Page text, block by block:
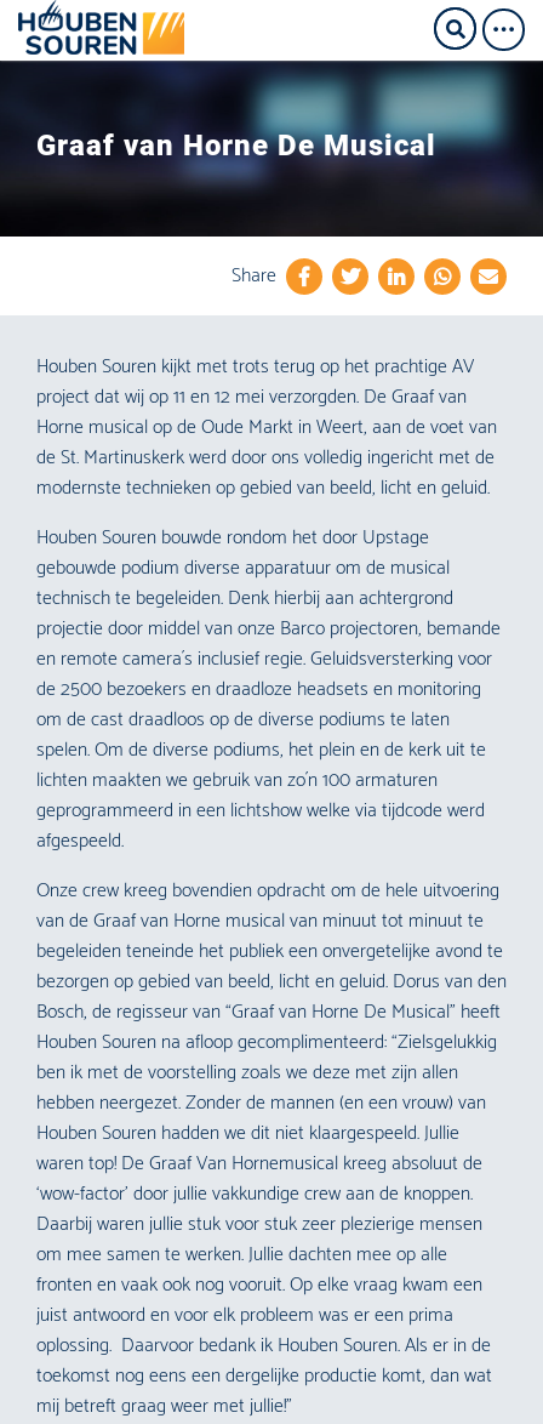
Graaf van Horne De Musical
Share
Houben Souren kijkt met trots terug op het prachtige AV
project dat wij op 11 en 12 mei verzorgden. De Graaf van
Horne musical op de Oude Markt in Weert, aan de voet van
de St. Martinuskerk werd door ons volledig ingericht met de
modernste technieken op gebied van beeld, licht en geluid.
Houben Souren bouwde rondom het door Upstage
gebouwde podium diverse apparatuur om de musical
technisch te begeleiden. Denk hierbij aan achtergrond
projectie door middel van onze Barco projectoren, bemande
en remote camera´s inclusief regie. Geluidsversterking voor
de 2500 bezoekers en draadloze headsets en monitoring
om de cast draadloos op de diverse podiums te laten
spelen. Om de diverse podiums, het plein en de kerk uit te
lichten maakten we gebruik van zo´n 100 armaturen
geprogrammeerd in een lichtshow welke via tijdcode werd
afgespeeld.
Onze crew kreeg bovendien opdracht om de hele uitvoering
van de Graaf van Horne musical van minuut tot minuut te
begeleiden teneinde het publiek een onvergetelijke avond te
bezorgen op gebied van beeld, licht en geluid. Dorus van den
Bosch, de regisseur van “Graaf van Horne De Musical” heeft
Houben Souren na afloop gecomplimenteerd: “Zielsgelukkig
ben ik met de voorstelling zoals we deze met zijn allen
hebben neergezet. Zonder de mannen (en een vrouw) van
Houben Souren hadden we dit niet klaargespeeld. Jullie
waren top! De Graaf Van Hornemusical kreeg absoluut de
‘wow-factor’ door jullie vakkundige crew aan de knoppen.
Daarbij waren jullie stuk voor stuk zeer plezierige mensen
om mee samen te werken. Jullie dachten mee op alle
fronten en vaak ook nog vooruit. Op elke vraag kwam een
juist antwoord en voor elk probleem was er een prima
oplossing. Daarvoor bedank ik Houben Souren. Als er in de
toekomst nog eens een dergelijke productie komt, dan wat
mij betreft graag weer met jullie!”